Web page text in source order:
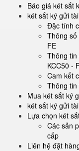
Báo giá két sắt
két sắt ký gửi
Đặc tính
Thông số
FE
Thông
KCC50 -
Cam kết
Thông
Mua két sắt ký
két sắt ký gửi
Lựa chọn két
Các sản
cấp
Liên hệ đặt